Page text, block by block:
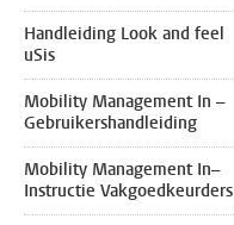
Handleiding Look and feel
uSis
Mobility Management In –
Gebruikershandleiding
Mobility Management In–
Instructie Vakgoedkeurders